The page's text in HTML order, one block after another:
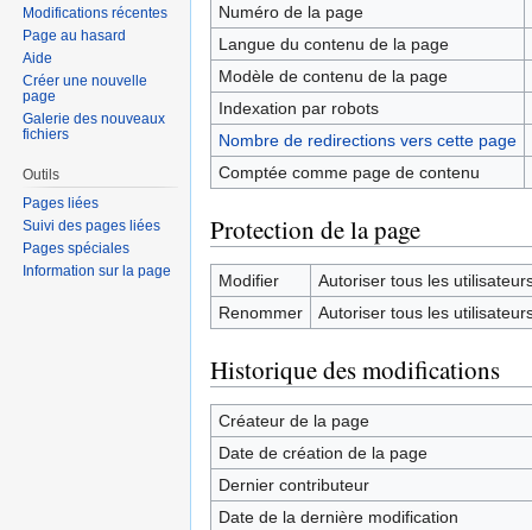
Numéro de la page
Langue du contenu de la page
Modèle de contenu de la page
Indexation par robots
Nombre de redirections vers cette page
Comptée comme page de contenu
Protection de la page
Modifier
Autoriser tous les
Renommer
Autoriser tous les
Historique des modifications
Créateur de la page
Date de création de la page
Dernier contributeur
Date de la dernière modification
Modifications récentes
Page au hasard
Aide
Créer une nouvelle
page
Galerie des nouveaux
fichiers
Outils
Pages liées
Suivi des pages liées
Pages spéciales
Information sur la page